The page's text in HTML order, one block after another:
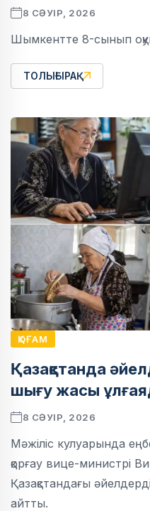
8 СӘУІР, 2026
Шымкентте 8-сынып
ТОЛЫҒЫРАҚ
ҚОҒАМ
Қазақстанда
шығу жасы
8 СӘУІР, 2026
Мәжіліс кулуарында
қорғау вице-министрі
Қазақстандағы
айтты.